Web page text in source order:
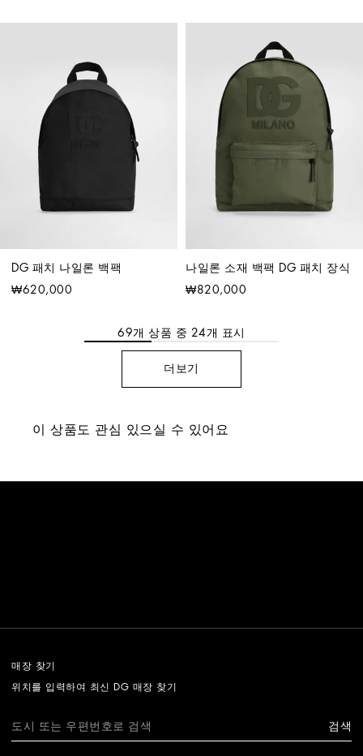
DG 패치 나일론 백팩
₩620,000
나일론 소재 백팩 DG 패치 장식
₩820,000
69개 상품 중 24 개 표시
더보기
이 상품도 관심 있으실 수 있어요
매장 찾기
위치를 입력하여 최신 DG 매장 찾기
검색